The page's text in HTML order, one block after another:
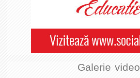
Galerie video